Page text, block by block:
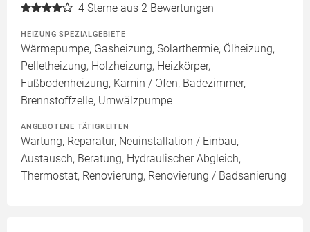
4 Sterne aus 2 Bewertungen
HEIZUNG SPEZIALGEBIETE
Wärmepumpe, Gasheizung, Solarthermie, Ölheizung,
Pelletheizung, Holzheizung, Heizkörper,
Fußbodenheizung, Kamin / Ofen, Badezimmer,
Brennstoffzelle, Umwälzpumpe
ANGEBOTENE TÄTIGKEITEN
Wartung, Reparatur, Neuinstallation / Einbau,
Austausch, Beratung, Hydraulischer Abgleich,
Thermostat, Renovierung, Renovierung / Badsanierung